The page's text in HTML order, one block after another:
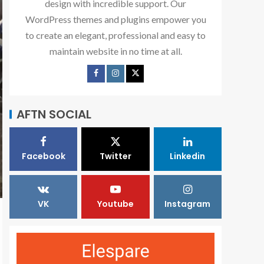
design with incredible support. Our
WordPress themes and plugins empower you
to create an elegant, professional and easy to
maintain website in no time at all.
AFTN SOCIAL
Facebook Twitter Linkedin
VK Youtube Instagram